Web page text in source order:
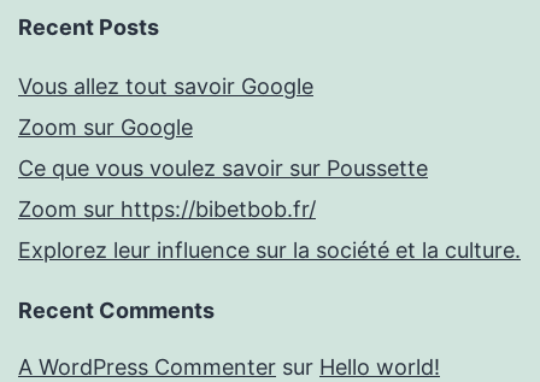
Recent Posts
Vous allez tout savoir Google
Zoom sur Google
Ce que vous voulez savoir sur Poussette
Zoom sur https://bibetbob.fr/
Explorez leur influence sur la société et la culture.
Recent Comments
A WordPress Commenter sur Hello world!